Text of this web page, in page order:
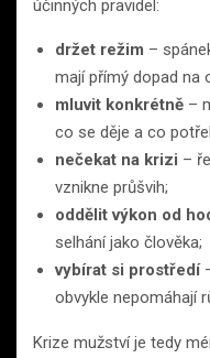
účinných pravidel:
držet režim –
mají přímý dopad na
mluvit konkrétně –
co se děje a co
nečekat na krizi –
vznikne průšvih;
oddělit výkon od
selhání jako člověka;
vybírat si prostředí
obvykle nepomáhají
Krize mužství je tedy